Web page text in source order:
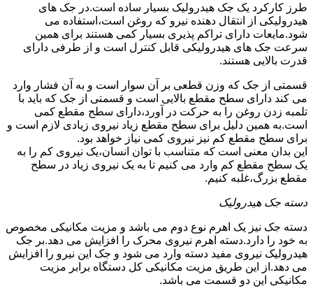
طرز کارکرد یک جک هیدرولیک بسیار ساده است.در جک های
هیدرولیکی از انتقال دهنده نیرو که روغن است،استفاده می
شود.مایعات دارای تراکم پذیری بسیار کمی هستند برای همین
سرعت جک های هیدرولیکی قابل کنترل است و از طرفی دارای
قدرت بالایی هستند.
قسمتی از جک که وزن قطعی بر آن سوار است و به آن فشار وارد
می کند دارای سطح مقطع بالایی است و قسمتی از جک که باید با
تلمبه زدن روغن را به حرکت در آورد،دارای سطح مقطع کمی
است.به همین دلیل برای سطح مقطع زیاد نیروی زیادی لازم است و
برای سطح مقطع کم نیز نیروی کمی نیاز خواهد بود.
این بدان معنی است که متناسب با توان انسان،یک نیروی کم را به
یک سطح مقطع کم وارد می کنیم تا به یک نیروی زیاد در سطح
مقطع بزرگ،غلبه کنیم.
دسته جک هیدرولیک
دسته جک نیز یک اهرم نوع دوم می باشد و مزیت مکانیکی مخصوص
به خود را دارد.دسته اهرم نیروی محرک را افزایش می دهد.بر جک
هیدرولیک نیروی مفید دسته وارد می شود و جک این نیرو را افزایش
می دهد.از این طریق مزیت مکانیکی کل دستگاه برابر مزیت
مکانیکی این دو قسمت می باشد.